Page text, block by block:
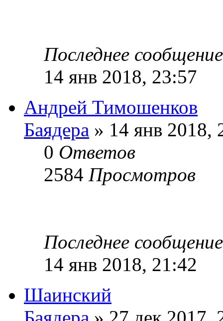
Последнее
14 янв 2018, 23:57
Андрей Тимошенков
Баядера » 14 янв 2018,
0 Ответов
2584 Просмотров
Последнее
14 янв 2018, 21:42
Шаинский